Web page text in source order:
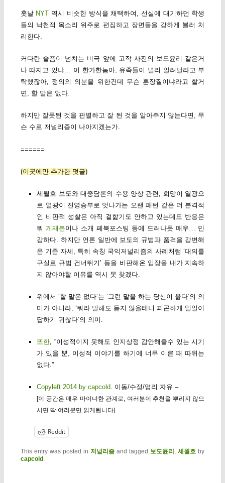
훗날 NYT 역시 비슷한 방식을 채택하여, 선실에 대기하던 학생
들의 낙천적 목소리 위주로 편집하고 장면들을 강하게 블러 처
리한다.
커다란 슬픔이 넘치는 비극 앞에 고작 사진의 보도윤리 같은거
나 따지고 있냐… 이 한가한놈아, 유족들이 널리 알려달라고 부
탁했잖아, 정의의 의분을 위한건데 무슨 훈장질이냐라고 할거
면, 할 말은 없다.
하지만 잘못된 것을 판별하고 잘 된 것을 알아주지 않는다면, 무
슨 수로 저널리즘이 나아지겠는가.
======
(이곳에만 추가한 덧글)
세월호 보도와 대중담론의 수용 양상 관련, 희망이 열광으
로 열광이 진영승부로 엇나가는 오랜 패턴 같은 더 본격적
인 비판적 성찰은 아직 겉핥기도 안하고 있는데도 반응은
뭐 게재본이나 소개 페북포스팅 등에 드러나듯 매우… 민
감하다. 하지만 언론 일반에 보도의 규범과 품격을 강변해
온 기존 자세, 특히 속칭 국익저널리즘의 사례처럼 ‘대의를
구실로 규범 건너뛰기’ 등을 비판해온 입장을 내가 지속하
지 않아야할 이유를 역시 못 찾겠다.
위에서 ‘할 말은 없다’는 ‘그런 말을 하는 당신이 옳다’의 의
미가 아니라, ‘뭐라 말해도 듣지 않을테니 피곤하게 일일이
답하기 귀찮다’의 의미.
또한, “이성적이지 못해도 인지상정 감안해줄수 있는 시기
가 있을 뿐, 이성적 이야기를 하기에 너무 이른 때 따위는
없다.”
Copyleft 2014 by capcold. 이동/수정/영리 자유 –
[이 공간은 매우 마이너한 관계로, 여러분이 추천을 뿌리지 않으
시면 딱 여러분만 읽게됩니다]
Reddit
This entry was posted in 저널리즘 and tagged보도윤리 ,세월호 by
capcold .